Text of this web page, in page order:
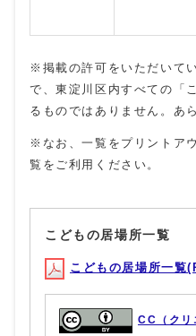
※掲載の許可をいただいて
で、東淀川区内すべての「
るものではありません。あ
※なお、一覧をプリントア
覧をご利用ください。
こどもの居場所一覧
こどもの居場所一
CC（クリ